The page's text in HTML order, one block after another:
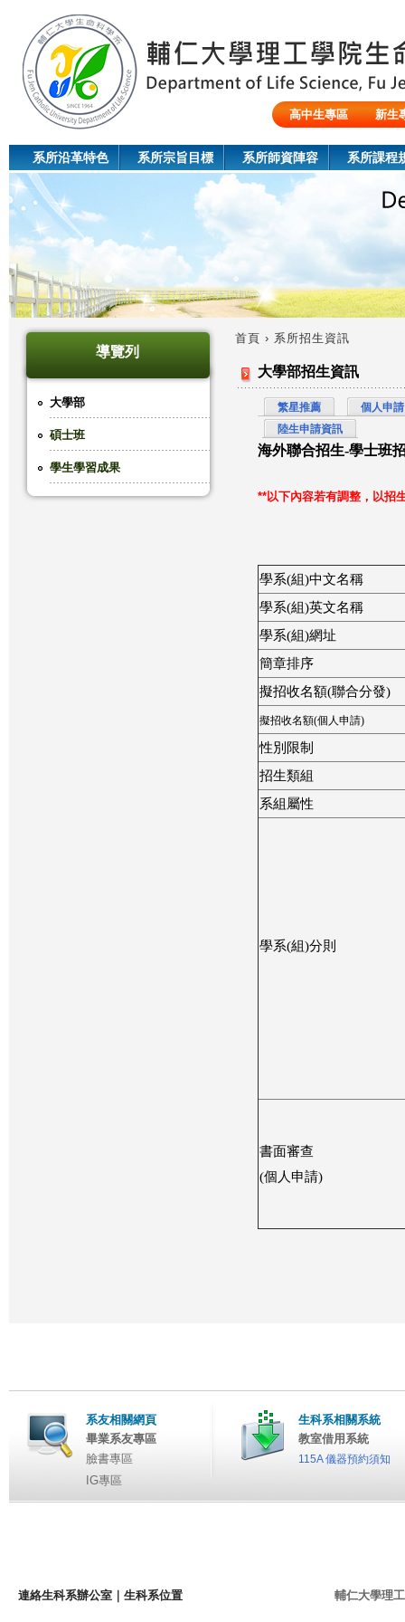
高中生專區
新生
系所沿革特色 系所宗旨目標 系所師資陣容 系所課程
導覽列
大學部
碩士班
學生學習成果
您
首頁 › 系所招生資訊
大學部招生資訊
繁星推薦
個人申請
陸生申請資訊
海外聯合招生-學士班
**以下內容若有調整，以招
學系(組)中文名稱
學系(組)英文名稱
學系(組)網址
簡章排序
擬招收名額(聯合分發)
擬招收名額(個人申請)
性別限制
招生類組
系組屬性
學系(組)分則
書面審查
(個人申請)
系友相關網頁
畢業系友專區
臉書專區
IG專區
生科系相關系統
教室借用系統
115A 儀器預約須知
連絡生科系辦公室 生科系位置 輔仁大學理